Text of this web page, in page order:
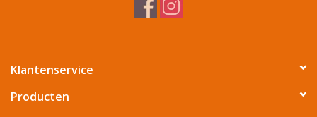
Klantenservice
Producten